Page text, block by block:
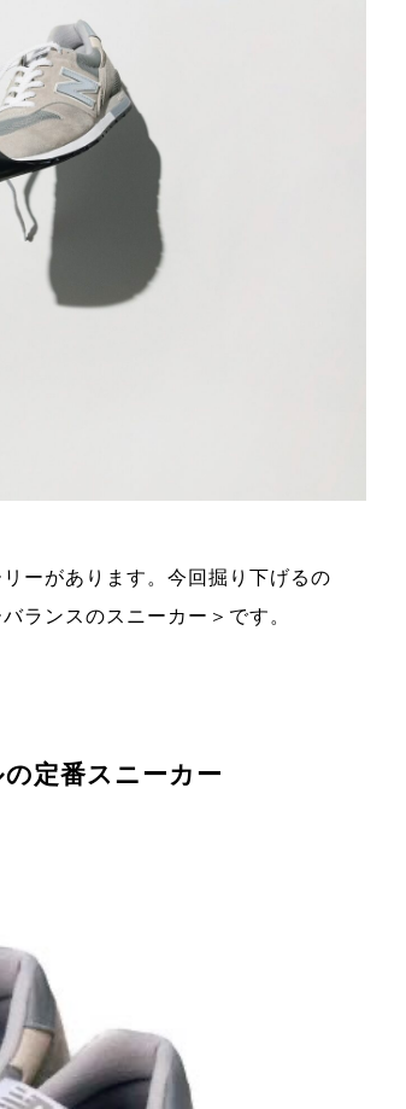
ーがあります。今回掘り下げるの
ランスのスニーカー＞です。
定番スニーカー